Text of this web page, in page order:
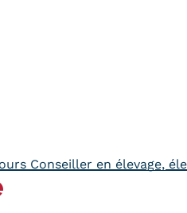
Conseiller en élevage,